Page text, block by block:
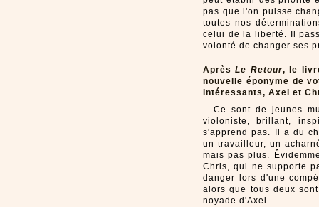
pas que l'on puisse
toutes nos
celui de la liberté. Il
volonté de changer ses
AprèsLe Retour, le
nouvelle éponyme de
intéressants, Axel et
Ce sont de jeunes
violoniste, brillant,
s'apprend pas. Il a du
un travailleur, un
mais pas plus.
Chris, qui ne supporte
danger lors d'une
alors que tous deux
noyade d'Axel.